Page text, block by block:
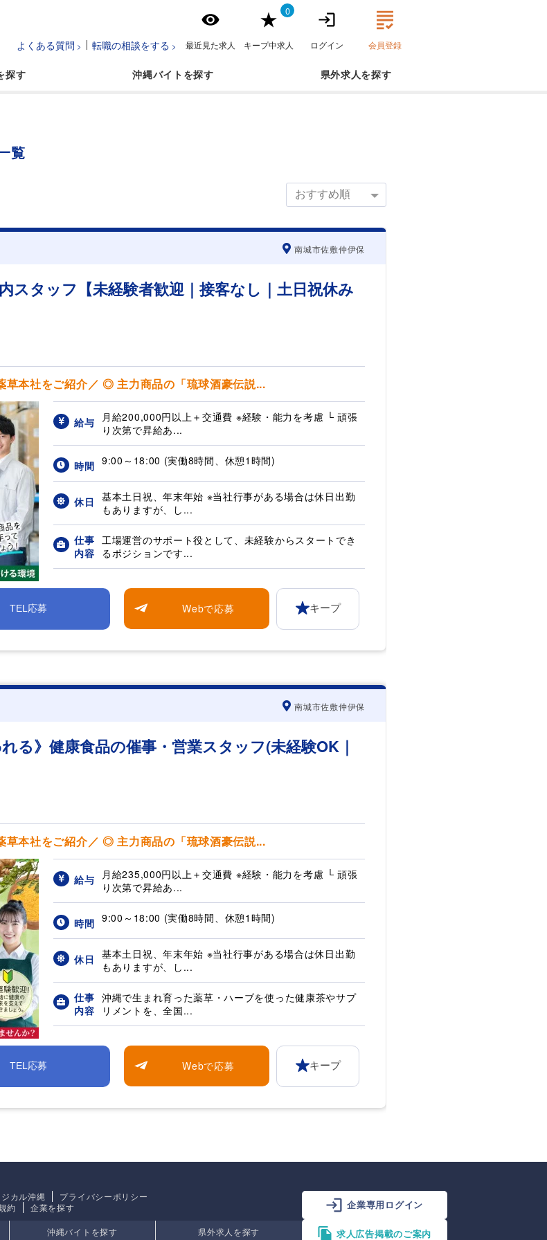
よくある質問 転職の相談をする 最近見た求人
0
キープ中求人 ログイン 会員登録
沖縄バイト 県外求人
覧
南城市佐敷仲伊保
スタッフ【未経験者歓迎｜接客なし｜土日祝休み
草本社をご紹介／ ◎ 主力商品の「琉球酒豪伝説...
給与
月給200,000円以上＋交通費 ※経験・能力を考慮 └ 頑張
り次第で昇給あ...
時間 9:00～18:00 (実働8時間、休憩1時間)
休日
基本土日祝、年末年始 ※当社行事がある場合は休日出勤
もありますが、し...
仕事
内容
工場運営のサポート役として、未経験からスタートでき
るポジションです...
TEL応募 Webで応募 キープ
南城市佐敷仲伊保
る》健康食品の催事・営業スタッフ(未経験OK｜
草本社をご紹介／ ◎ 主力商品の「琉球酒豪伝説...
給与
月給235,000円以上＋交通費 ※経験・能力を考慮 └ 頑張
り次第で昇給あ...
時間 9:00～18:00 (実働8時間、休憩1時間)
休日
基本土日祝、年末年始 ※当社行事がある場合は休日出勤
もありますが、し...
仕事
内容
沖縄で生まれ育った薬草・ハーブを使った健康茶やサプ
リメントを、全国...
TEL応募 Webで応募 キープ
カル沖縄
プライバシーポリシー
約 企業を探す
沖縄バイトを探す 県外求人を探す
企業専用ログイン
求人広告掲載のご案内